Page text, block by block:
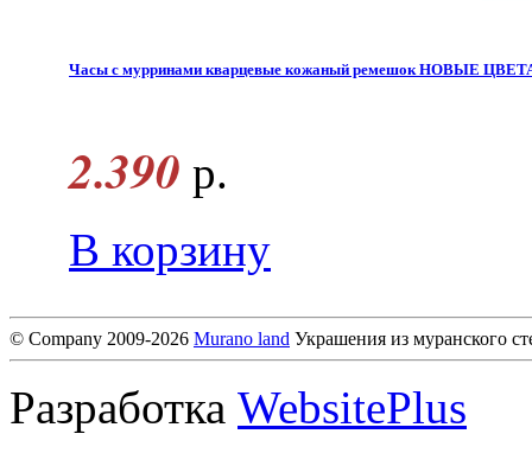
Часы с мурринами кварцевые кожаный ремешок НОВЫЕ
2.390 р.
В корзину
© Company 2009-2026 Murano land Украшения из муранского
Разработка WebsitePlus